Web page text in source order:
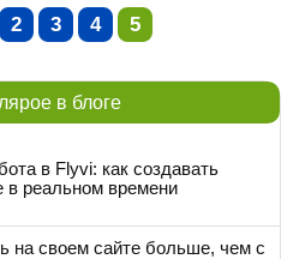
2 3 4 5
в блоге
в Flyvi: как создавать
в реальном времени
на своем сайте больше, чем с